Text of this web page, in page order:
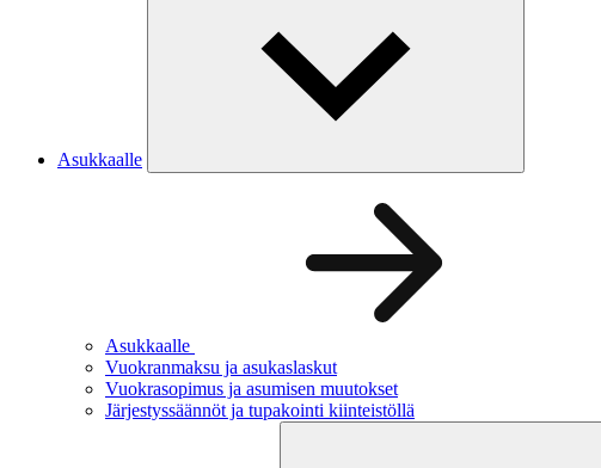
Asukkaalle
Asukkaalle
Vuokranmaksu ja asukaslaskut
Vuokrasopimus ja asumisen muutokset
Järjestyssäännöt ja tupakointi kiinteistöllä